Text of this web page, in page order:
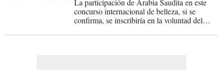
La participación de Arabia Saudita en este
concurso internacional de belleza, si se
confirma, se inscribiría en la voluntad del
e inversores.